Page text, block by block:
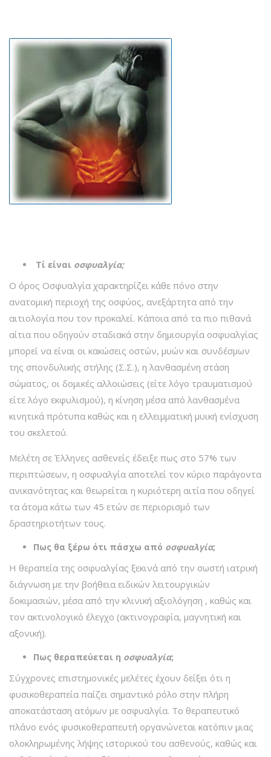
Τί είναι οσφυαλγία;
Ο όρος Οσφυαλγία χαρακτηρίζει κάθε πόνο στην
ανατομική περιοχή της οσφύος, ανεξάρτητα από την
αιτιολογία που τον προκαλεί. Κάποια από τα πιο πιθανά
αίτια που οδηγούν σταδιακά στην δημιουργία οσφυαλγίας
μπορεί να είναι οι κακώσεις οστών, μυών και συνδέσμων
της σπονδυλικής στήλης (Σ.Σ.), η λανθασμένη στάση
σώματος, οι δομικές αλλοιώσεις (είτε λόγο τραυματισμού
είτε λόγο εκφυλισμού), η κίνηση μέσα από λανθασμένα
κινητικά πρότυπα καθώς και η ελλειμματική μυική ενίσχυση
του σκελετού.
Μελέτη σε Έλληνες ασθενείς έδειξε πως στο 57% των
περιπτώσεων, η οσφυαλγία αποτελεί τον κύριο παράγοντα
ανικανότητας και θεωρείται η κυριότερη αιτία που οδηγεί
τα άτομα κάτω των 45 ετών σε περιορισμό των
δραστηριοτήτων τους.
Πως θα ξέρω ότι πάσχω από οσφυαλγία;
Η θεραπεία της οσφυαλγίας ξεκινά από την σωστή ιατρική
διάγνωση με την βοήθεια ειδικών λειτουργικών
δοκιμασιών, μέσα από την κλινική αξιολόγηση , καθώς και
τον ακτινολογικό έλεγχο (ακτινογραφία, μαγνητική και
αξονική).
Πως θεραπεύεται η οσφυαλγία;
Σύγχρονες επιστημονικές μελέτες έχουν δείξει ότι η
φυσικοθεραπεία παίζει σημαντικό ρόλο στην πλήρη
αποκατάσταση ατόμων με οσφυαλγία. Το θεραπευτικό
πλάνο ενός φυσικοθεραπευτή οργανώνεται κατόπιν μιας
ολοκληρωμένης λήψης ιστορικού του ασθενούς, καθώς και